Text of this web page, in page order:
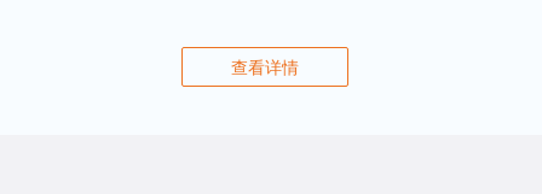
查看详情